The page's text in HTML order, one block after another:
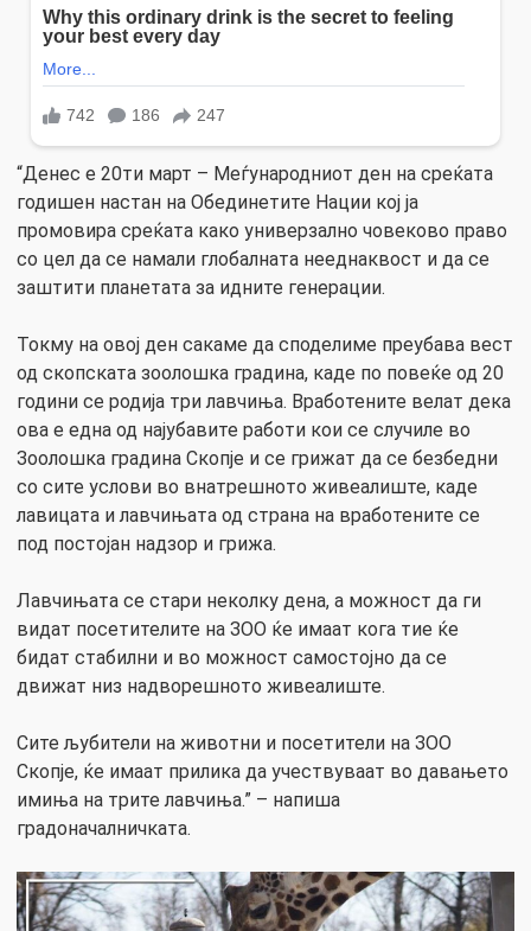
“Денес е 20ти март – Меѓународниот ден на среќата
годишен настан на Обединетите Нации кој ја
промовира среќата како универзално човеково право
со цел да се намали глобалната нееднаквост и да се
заштити планетата за идните генерации.
Токму на овој ден сакаме да споделиме преубава вест
од скопската зоолошка градина, каде по повеќе од 20
години се родија три лавчиња. Вработените велат дека
ова е една од најубавите работи кои се случиле во
Зоолошка градина Скопје и се грижат да се безбедни
со сите услови во внатрешното живеалиште, каде
лавицата и лавчињата од страна на вработените се
под постојан надзор и грижа.
Лавчињата се стари неколку дена, а можност да ги
видат посетителите на ЗОО ќе имаат кога тие ќе
бидат стабилни и во можност самостојно да се
движат низ надворешното живеалиште.
Сите љубители на животни и посетители на ЗОО
Скопје, ќе имаат прилика да учествуваат во давањето
имиња на трите лавчиња.” – напиша
градоначалничката.